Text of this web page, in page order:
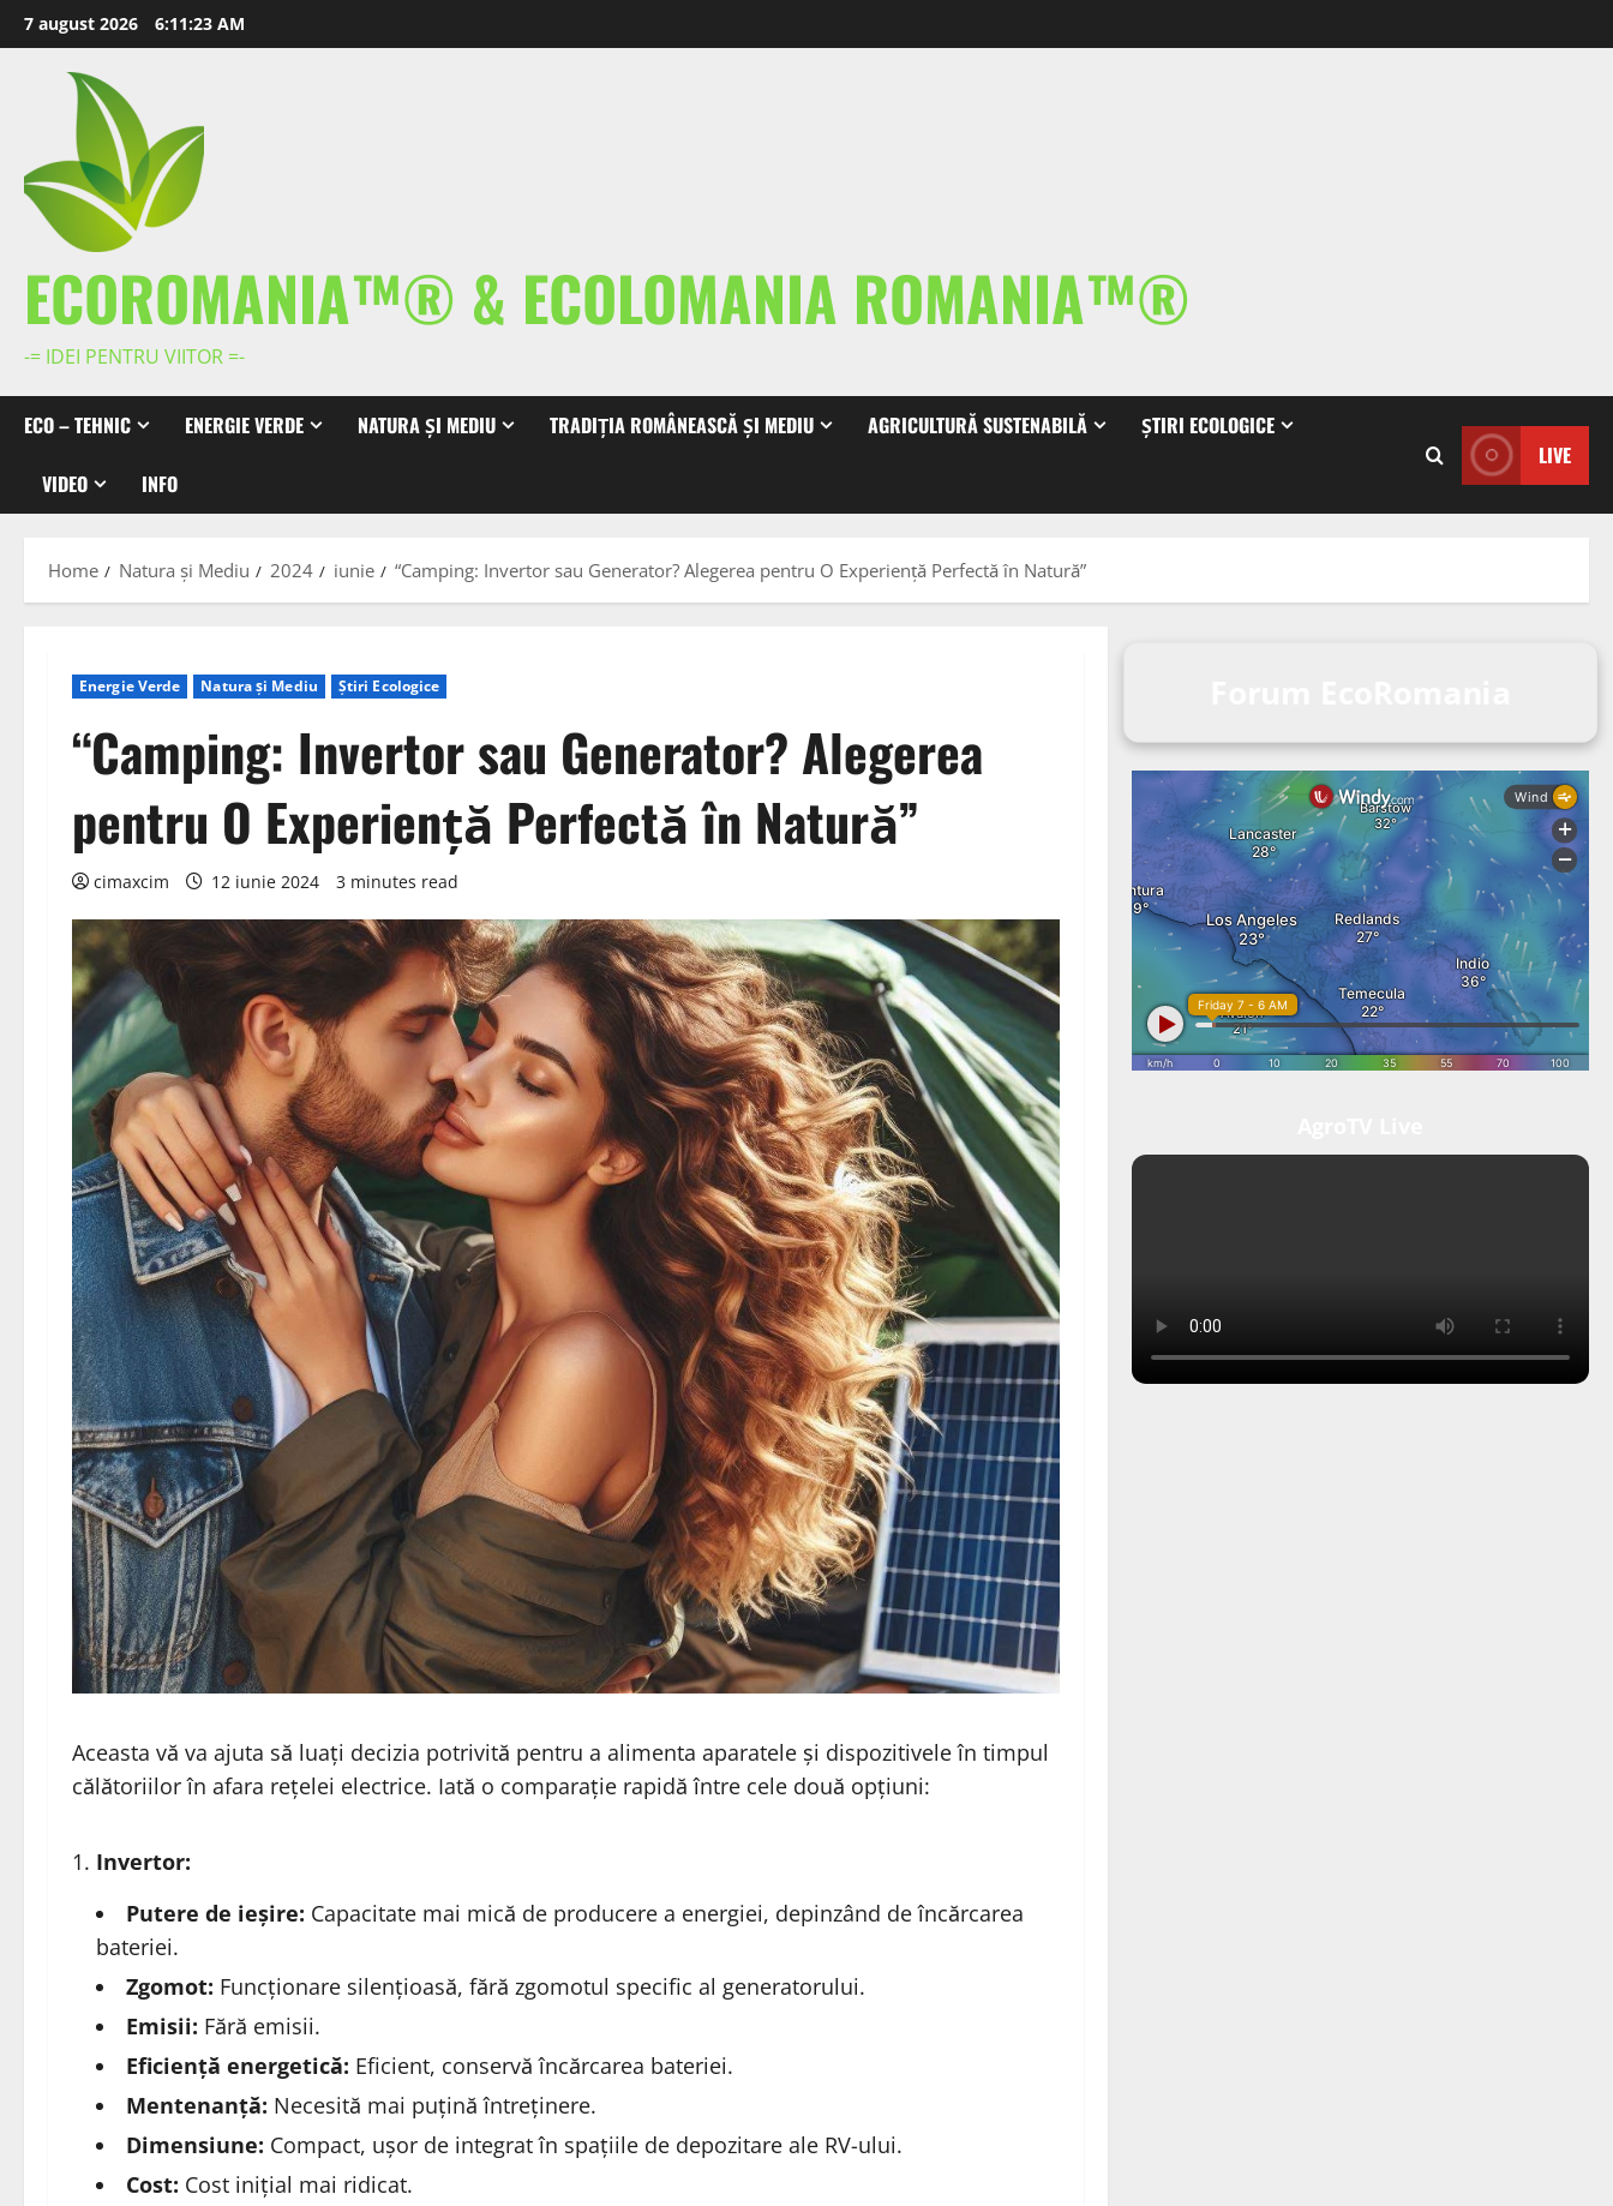
Skip
to
content
7 august 2026 6:11:24 AM
ECOROMANIA™® & ECOLOMANIA ROMANIA™®
-= IDEI PENTRU VIITOR =-
ECO – TEHNIC ENERGIE VERDE NATURA ȘI MEDIU TRADIȚIA ROMÂNEASCĂ ȘI MEDIU AGRICULTURĂ SUSTENABILĂ ȘTIRI ECOLOGICE
VIDEO INFO
LIVE
Home Natura și Mediu 2024 iunie “Camping: Invertor sau Generator? Alegerea pentru O Experiență Perfectă în Natură”
Energie Verde Natura și Mediu Știri Ecologice
“Camping: Invertor sau Generator? Alegerea
pentru O Experiență Perfectă în Natură”
cimaxcim 12 iunie 2024 3 minutes read
Aceasta vă va ajuta să luați decizia potrivită pentru a alimenta aparatele și dispozitivele în timpul
călătoriilor în afara rețelei electrice. Iată o comparație rapidă între cele două opțiuni:
Invertor:
Putere de ieșire: Capacitate mai mică de producere a energiei, depinzând de încărcarea
bateriei.
Zgomot: Funcționare silențioasă, fără zgomotul specific al generatorului.
Emisii: Fără emisii.
Eficiență energetică: Eficient, conservă încărcarea bateriei.
Mentenanță: Necesită mai puțină întreținere.
Dimensiune: Compact, ușor de integrat în spațiile de depozitare ale RV-ului.
Cost: Cost inițial mai ridicat.